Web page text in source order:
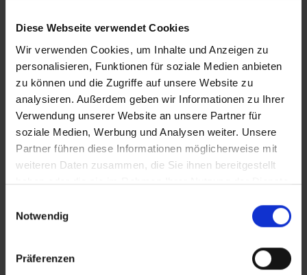
Diese Webseite verwendet Cookies
Wir verwenden Cookies, um Inhalte und Anzeigen zu
personalisieren, Funktionen für soziale Medien anbieten
zu können und die Zugriffe auf unsere Website zu
analysieren. Außerdem geben wir Informationen zu Ihrer
Verwendung unserer Website an unsere Partner für
soziale Medien, Werbung und Analysen weiter. Unsere
Partner führen diese Informationen möglicherweise mit
weiteren Daten zusammen, die Sie ihnen bereitgestellt
haben oder die sie im Rahmen Ihrer Nutzung der Dienste
Notwendig
Präferenzen
IT_Fruehlingsfest.mp4
Zusätzliches Material
Bilder
SRT-Untertitel